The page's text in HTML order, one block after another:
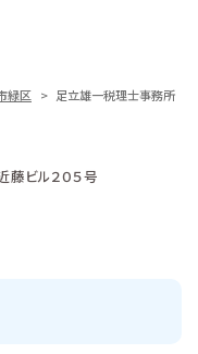
緑区 足立雄一税理士事務所
ビル２０５号